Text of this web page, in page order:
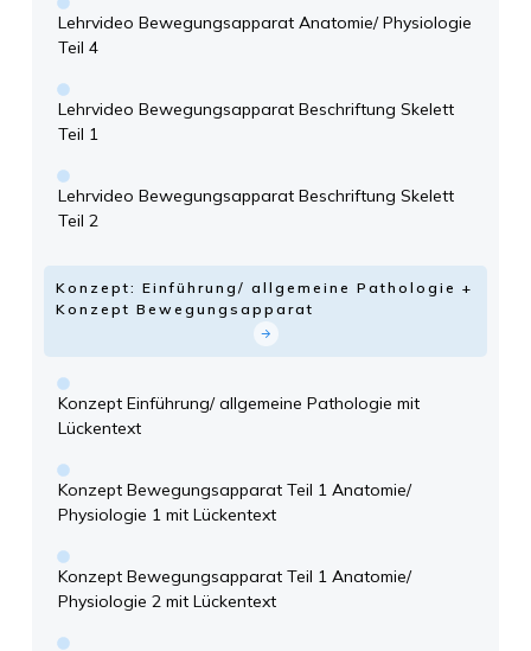
Lehrvideo Bewegungsapparat Anatomie/ Physiologie
Teil 4
Lehrvideo Bewegungsapparat Beschriftung Skelett
Teil 1
Lehrvideo Bewegungsapparat Beschriftung Skelett
Teil 2
Konzept: Einführung/ allgemeine Pathologie +
Konzept Bewegungsapparat
Konzept Einführung/ allgemeine Pathologie mit
Lückentext
Konzept Bewegungsapparat Teil 1 Anatomie/
Physiologie 1 mit Lückentext
Konzept Bewegungsapparat Teil 1 Anatomie/
Physiologie 2 mit Lückentext